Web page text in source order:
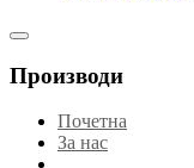
Производи
Почетна
За нас